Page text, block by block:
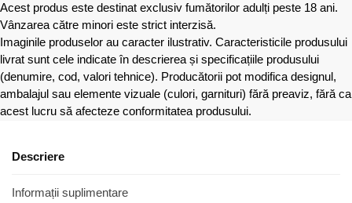
Acest produs este destinat exclusiv fumătorilor adulți peste 18 ani.
Vânzarea către minori este strict interzisă.
Imaginile produselor au caracter ilustrativ. Caracteristicile produsului
livrat sunt cele indicate în descrierea și specificațiile produsului
(denumire, cod, valori tehnice). Producătorii pot modifica designul,
ambalajul sau elemente vizuale (culori, garnituri) fără preaviz, fără ca
acest lucru să afecteze conformitatea produsului.
Descriere
Informații suplimentare